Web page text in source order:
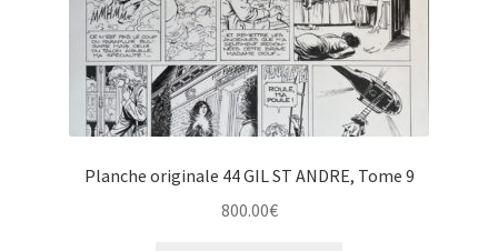
Planche originale 44 GIL ST ANDRE, Tome 9
800.00€